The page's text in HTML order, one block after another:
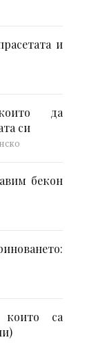
и
да
си
бекон
които са